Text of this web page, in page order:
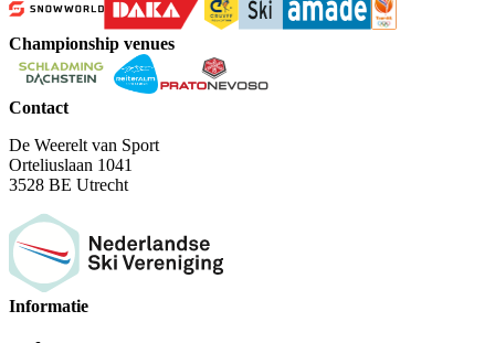
Championship venues
Contact
De Weerelt van Sport
Orteliuslaan 1041
3528 BE Utrecht
Informatie